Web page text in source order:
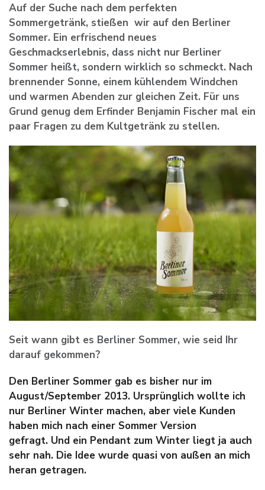
Auf der Suche nach dem perfekten
Sommergetränk, stießen wir auf den Berliner
Sommer. Ein erfrischend neues
Geschmackserlebnis, dass nicht nur Berliner
Sommer heißt, sondern wirklich so schmeckt. Nach
brennender Sonne, einem kühlendem Windchen
und warmen Abenden zur gleichen Zeit. Für uns
Grund genug dem Erfinder Benjamin Fischer mal ein
paar Fragen zu dem Kultgetränk zu stellen.
Seit wann gibt es Berliner Sommer, wie seid Ihr
darauf gekommen?
Den Berliner Sommer gab es bisher nur im
August/September 2013. Ursprünglich wollte ich
nur Berliner Winter machen, aber viele Kunden
haben mich nach einer Sommer Version
gefragt. Und ein Pendant zum Winter liegt ja auch
sehr nah. Die Idee wurde quasi von außen an mich
heran getragen.